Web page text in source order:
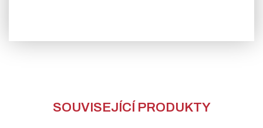
SOUVISEJÍCÍ PRODUKTY